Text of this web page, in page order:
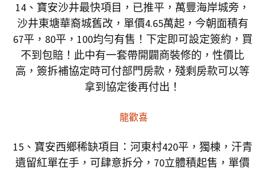
14、寶安沙井最快項目，已推平，萬豐海岸城旁，
沙井東塘華裔城舊改，單價4.65萬起，今朝面積有
67平，80平，100均勻有售！下定即可設定簽約，買
不到包賠！此中有一套帶開闢商裝修的，性價比
高，簽拆補協定時可付部門房款，殘剩房款可以等
拿到協定後再付出！
龍歡喜
15、寶安西鄉稀缺項目：河東村420平，獨棟，汗青
遺留紅單在手，可肆意拆分，70立體積起售，單價